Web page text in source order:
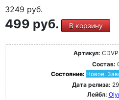
3249руб.
499 руб. В корзину
Артикул:
Состав:
Состояние: Новое.
Дата релиза:
Лейбл: